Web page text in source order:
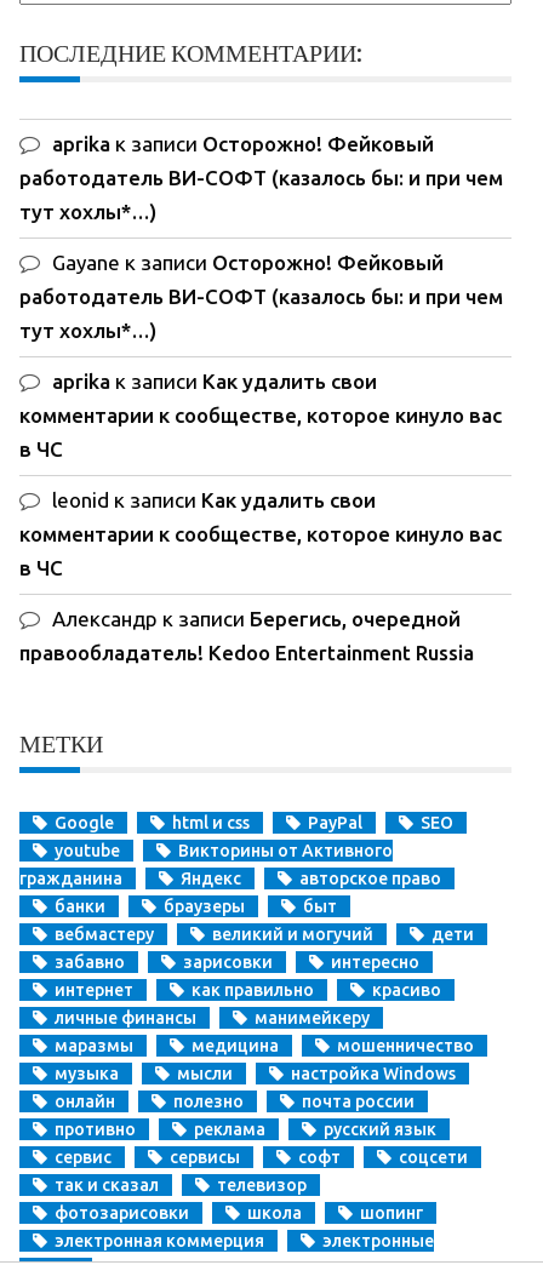
ПОСЛЕДНИЕ КОММЕНТАРИИ:
aprika к записи Осторожно! Фейковый
работодатель ВИ-СОФТ (казалось бы: и при чем
тут хохлы*…)
Gayane к записи Осторожно! Фейковый
работодатель ВИ-СОФТ (казалось бы: и при чем
тут хохлы*…)
aprika к записи Как удалить свои
комментарии к сообществе, которое кинуло вас
в ЧС
leonid к записи Как удалить свои
комментарии к сообществе, которое кинуло вас
в ЧС
Александр к записи Берегись, очередной
правообладатель! Kedoo Entertainment Russia
МЕТКИ
Google html и css PayPal
SEO
youtube
Викторины от Активного
гражданина
Яндекс
авторское право
банки
браузеры
быт
вебмастеру
великий и могучий
дети
забавно
зарисовки
интересно
интернет
как правильно
красиво
личные финансы
манимейкеру
маразмы
медицина
мошенничество
музыка
мысли
настройка Windows
онлайн
полезно
почта россии
противно
реклама
русский язык
сервис
сервисы софт
соцсети
так и сказал
телевизор
фотозарисовки
школа
шопинг
электронная коммерция
электронные